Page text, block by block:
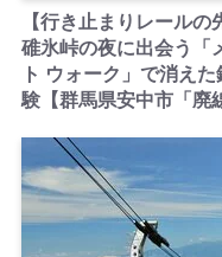
【行き止まりレールの
碓氷峠の夜に出会う「
ト ウォーク」で消え
験【群馬県安中市「廃